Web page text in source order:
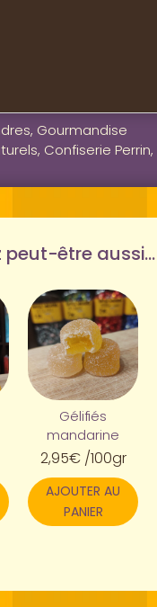
, Gourmandise
, Confiserie Perrin,
peut-être aussi…
Gélifiés
mandarine
2,95€ /100gr
AJOUTER AU
PANIER